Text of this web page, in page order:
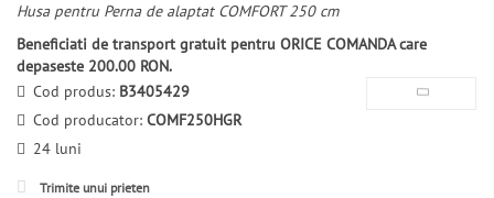
Husa pentru Perna de alaptat COMFORT 250 cm
Beneficiati de transport gratuit pentru ORICE COMANDA care
depaseste 200.00 RON.
Cod produs: B3405429
Cod producator: COMF250HGR
24 luni
Trimite unui prieten